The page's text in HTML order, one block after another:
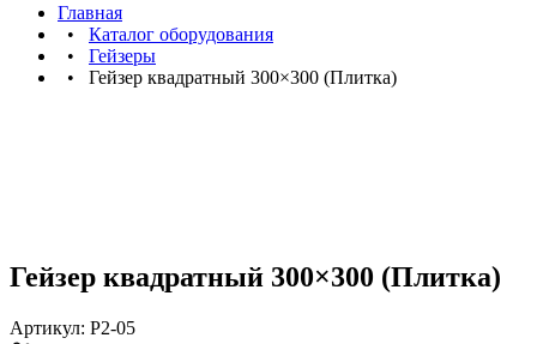
Главная
• Каталог оборудования
• Гейзеры
• Гейзер квадратный 300×300 (Плитка)
Гейзер квадратный 300×300 (Плитка)
Артикул: Р2-05